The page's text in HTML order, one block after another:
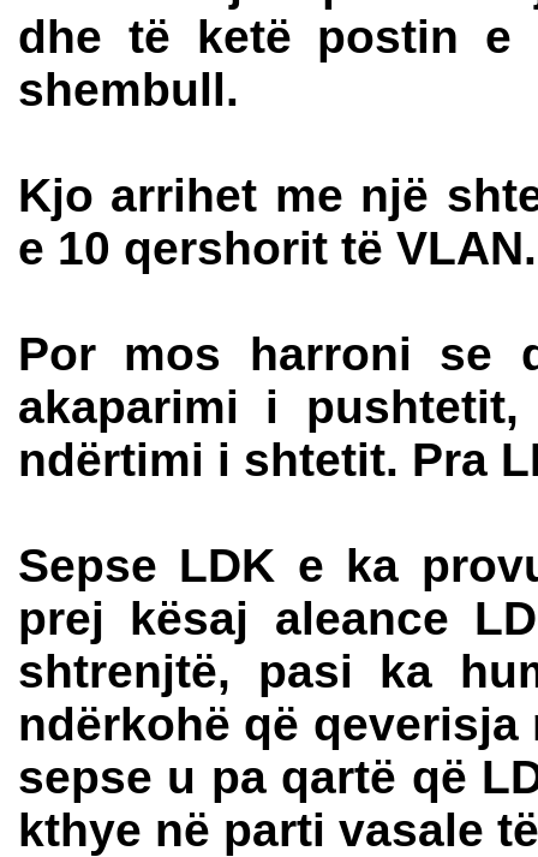
dhe të ketë postin e
shembull.
Kjo arrihet me një
e 10 qershorit të VLAN.
Por mos harroni se
akaparimi i
ndërtimi i shtetit. Pra
Sepse LDK e ka
prej kësaj aleance
shtrenjtë, pasi ka
ndërkohë që
sepse u pa qartë që
kthye në parti vasale